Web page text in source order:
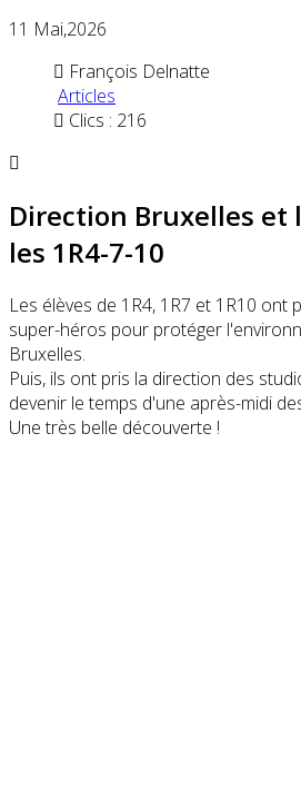
11 Mai,2026
François Delnatte
Articles
Clics : 216
Direction Bruxelles et
les 1R4-7-10
Les élèves de 1R4, 1R7 et 1R10 ont
super-héros pour protéger
Bruxelles.
Puis, ils ont pris la direction des
devenir le temps d'une après-midi
Une très belle découverte !